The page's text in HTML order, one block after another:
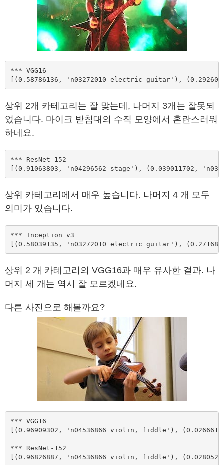
*** VGG16
[(0.58786136, 'n03272010 electric guitar'),
상위 2개 카테고리는 잘 맞는데, 나머지 3개는 잘못되
었습니다. 마이크 받침대의 수직 모양에서 혼란스러워
하네요.
*** ResNet-152
[(0.91063803, 'n04296562 stage'), (0.039011702,
상위 카테고리에서 매우 높습니다. 나머지 4 개 모두
의미가 있습니다.
*** Inception v3
[(0.58039135, 'n03272010 electric guitar'),
상위 2 개 카테고리의 VGG16과 매우 유사한 결과. 나
머지 세 개는 역시 잘 모르겠네요.
다른 사진으로 해볼까요?
*** VGG16
[(0.96909302, 'n04536866 violin, fiddle'),
*** ResNet-152
[(0.96826887, 'n04536866 violin, fiddle'),